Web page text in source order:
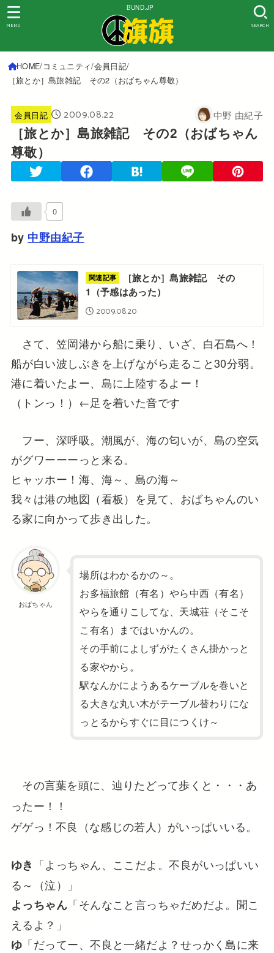
BUND.JP
SEARCH
MENU
HOME コミュニティ 会員日記
［旅とか］島旅雑記 その2（おばちゃん尊敬）
会員日記 2009.08.22 中野 由紀子
［旅とか］島旅雑記 その2（おばちゃん
尊敬）
0
by 中野由紀子
関連記事
［旅とか］島旅雑記 その
1（予感はあった）
2009.08.20
さて、笠岡港から船に乗り、いざ、白石島へ！
船が白い波しぶきを上げながら走ること30分弱。
港に着いたよー、島に上陸するよー！
（トンっ！）←足を着いた音です
フー、深呼吸。潮風が、海の匂いが、島の空気
がグワーーーっと来る。
ヒャッホー！海、海～、島の海～
我々は港の地図（看板）を見て、おばちゃんのい
る家に向かって歩き出した。
おばちゃん
場所はわかるかの～。
お多福旅館（有名）やら中西（有名）
やらを通りこしてな、天城荘（そこそ
こ有名）まではいかんの。
その手前によしずがたくさん掛かっと
る家やから。
駅なんかにようあるケーブルを巻いと
る大きな丸い木がテーブル替わりにな
っとるからすぐに目につくけ～
その言葉を頭に、辿りたどって歩くと・・・あ
ったー！！
ゲゲっ！不良（な感じの若人）がいっぱいいる。
ゆき 「よっちゃん、ここだよ。不良がいっぱいい
る～（泣）」
よっちゃん 「そんなこと言っちゃだめだよ。聞こ
えるよ？」
ゆ 「だってー、不良と一緒だよ？せっかく島に来